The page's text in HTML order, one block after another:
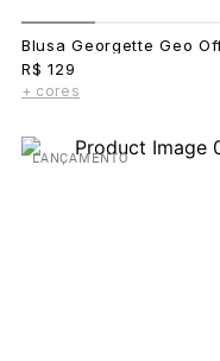
Blusa Georgette Geo
R$ 129
+ cores
LANÇAMENTO